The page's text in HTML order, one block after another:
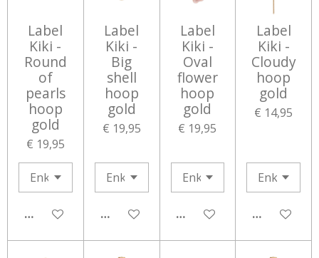
Label
Kiki -
Round
of
pearls
hoop
gold
€ 19,95
IN WINKELWAGEN
Label
Kiki -
Big
shell
hoop
gold
€ 19,95
IN WINKELWAGEN
Label
Kiki -
Oval
flower
hoop
gold
€ 19,95
IN WINKELWAGEN
Label
Kiki -
Cloudy
hoop
gold
€ 14,95
IN